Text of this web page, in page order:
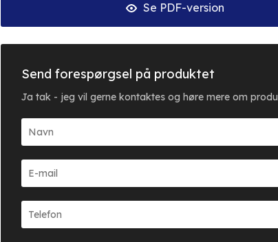
Se PDF-version
Send forespørgsel på produktet
Ja tak - jeg vil gerne kontaktes og høre mere om